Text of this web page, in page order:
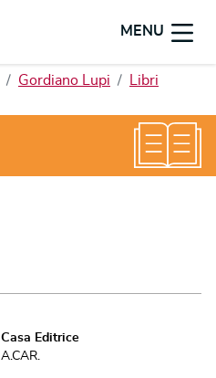
MENU
Gordiano Lupi
Libri
Casa Editrice
A.CAR.